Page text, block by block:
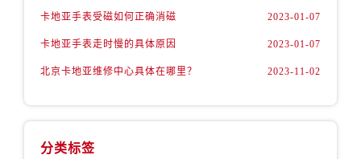
卡地亚手表受磁如何正确消磁 2023-01-07
卡地亚手表走时慢的具体原因 2023-01-07
北京卡地亚维修中心具体在哪里？ 2023-11-02
分类标签